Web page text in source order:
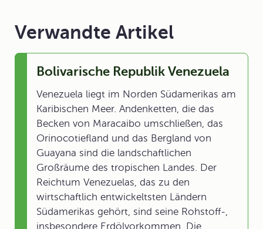
Verwandte Artikel
Bolivarische Republik Venezuela
Venezuela liegt im Norden Südamerikas am
Karibischen Meer. Andenketten, die das
Becken von Maracaibo umschließen, das
Orinocotiefland und das Bergland von
Guayana sind die landschaftlichen
Großräume des tropischen Landes. Der
Reichtum Venezuelas, das zu den
wirtschaftlich entwickeltsten Ländern
Südamerikas gehört, sind seine Rohstoff-,
insbesondere Erdölvorkommen. Die